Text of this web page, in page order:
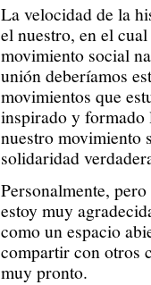
La velocidad de la
el nuestro, en el
movimiento social
unión deberíamos
movimientos que
inspirado y formado
nuestro movimiento
solidaridad
Personalmente,
estoy muy
como un espacio
compartir con otros
muy pronto.